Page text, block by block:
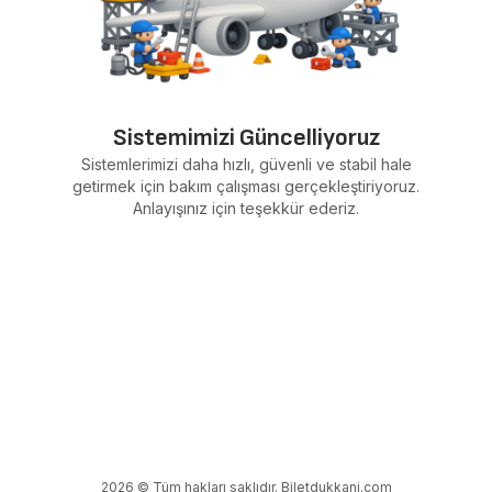
Sistemimizi Güncelliyoruz
Sistemlerimizi daha hızlı, güvenli ve stabil hale
getirmek için bakım çalışması gerçekleştiriyoruz.
Anlayışınız için teşekkür ederiz.
2026 © Tüm hakları saklıdır. Biletdukkani.com